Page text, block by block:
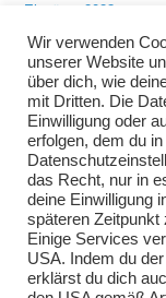
Einsätze 2023
Einsätze 2024
Einsätze 2025
Übungen 2018
Übungen 2019
Übungen 2020
Übungen 2021
Übungen 2022
Wir verwenden
unserer Website
über dich, wie
mit Dritten. Die
Einwilligung oder
erfolgen, dem du
das Recht, nur in
deine Einwilligung
späteren Zeitpunkt
Einige Services
USA. Indem du
erklärst du dich